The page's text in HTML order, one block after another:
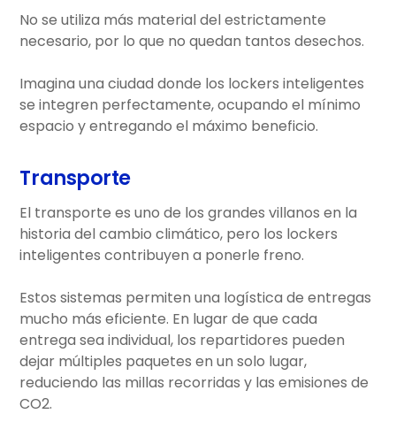
No se utiliza más material del estrictamente
necesario, por lo que no quedan tantos desechos.
Imagina una ciudad donde los lockers inteligentes
se integren perfectamente, ocupando el mínimo
espacio y entregando el máximo beneficio.
Transporte
El transporte es uno de los grandes villanos en la
historia del cambio climático, pero los lockers
inteligentes contribuyen a ponerle freno.
Estos sistemas permiten una logística de entregas
mucho más eficiente. En lugar de que cada
entrega sea individual, los repartidores pueden
dejar múltiples paquetes en un solo lugar,
reduciendo las millas recorridas y las emisiones de
CO2.